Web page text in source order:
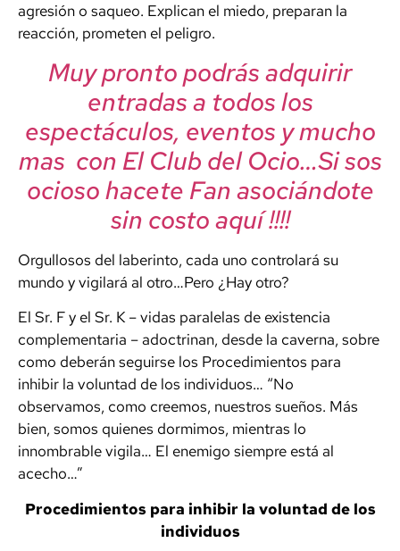
agresión o saqueo. Explican el miedo, preparan la
reacción, prometen el peligro.
Muy pronto podrás adquirir
entradas a todos los
espectáculos, eventos y mucho
mas con El Club del Ocio…Si sos
ocioso hacete Fan asociándote
sin costo aquí !!!!
Orgullosos del laberinto, cada uno controlará su
mundo y vigilará al otro…Pero ¿Hay otro?
El Sr. F y el Sr. K – vidas paralelas de existencia
complementaria – adoctrinan, desde la caverna, sobre
como deberán seguirse los Procedimientos para
inhibir la voluntad de los individuos… “No
observamos, como creemos, nuestros sueños. Más
bien, somos quienes dormimos, mientras lo
innombrable vigila… El enemigo siempre está al
acecho…”
Procedimientos para inhibir la voluntad de los
individuos